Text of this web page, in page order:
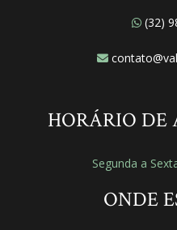
(32)
HORÁRIO DE
Segunda a
ONDE